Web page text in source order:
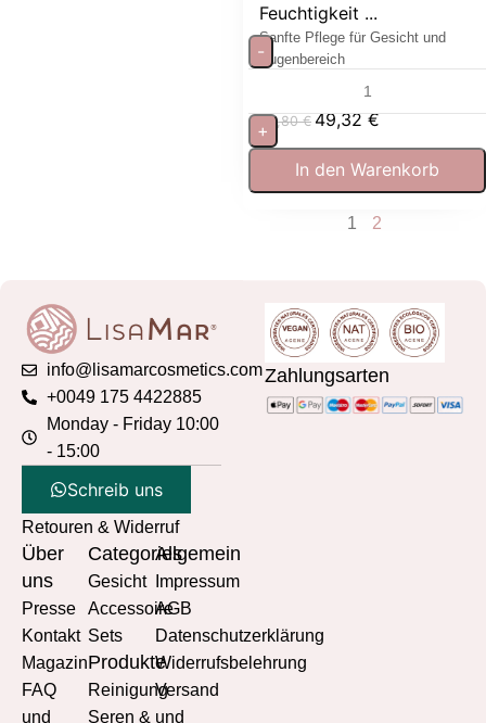
Feuchtigkeit ...
Sanfte Pflege für Gesicht und
Augenbereich
54,80€ 49,32€
-
+
In den Warenkorb
1 2
info@lisamarcosmetics.com
+0049 175 4422885
Monday - Friday 10:00
- 15:00
Schreib uns
Retouren & Widerruf
Über
uns
Presse
Kontakt
Magazin
FAQ
und
Categories
Gesicht
Accessoire
Sets
Produkte
Reinigung
Seren &
Allgemein
Impressum
AGB
Datenschutzerklärung
Widerrufsbelehrung
Versand
und
Zahlungsarten